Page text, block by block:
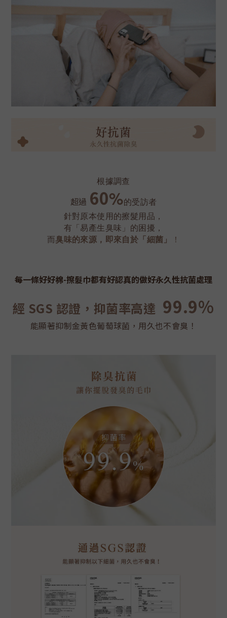
根據調查
超過 60%的受訪者
針對原本使用的擦髮用品，
有「易產生臭味」的困擾，
而臭味的來源，即來自於「細菌」 ！
每一條好好棉-擦髮巾都有好認真的做好永久性抗菌處理
經 SGS 認證，抑菌率高達 99.9%
能顯著抑制金黃色葡萄球菌，用久也不會臭！